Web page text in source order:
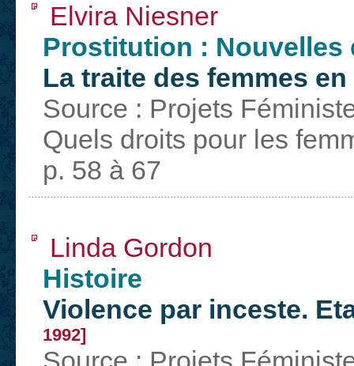
Elvira Niesner
Prostitution :
La traite des femmes
Source : Projets
Quels droits pour les
p. 58 à 67
Linda Gordon
Histoire
Violence par inceste.
1992]